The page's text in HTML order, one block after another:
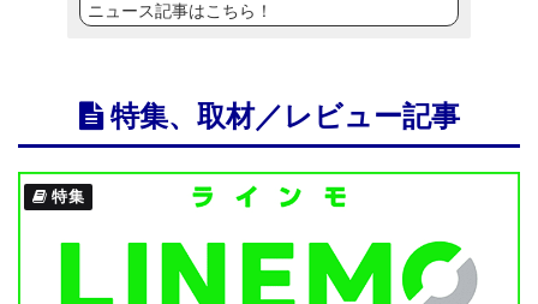
ニュース記事はこちら！
特集、取材／レビュー記事
特集